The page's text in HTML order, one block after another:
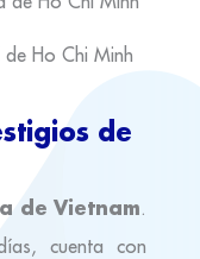
Ho Chi Minh
de
de Vietnam.
cuenta con